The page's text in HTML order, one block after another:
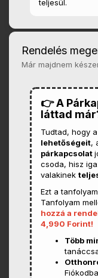
teljesül.
Rendelés
Már majdnem
👉 A
láttad
Tudtad, hogy
lehetőségeit,
párkapcsolat
csoda, hisz
valakinek
Ezt a
Tanfolyam
hozzá a
4,990 Forint!
Több